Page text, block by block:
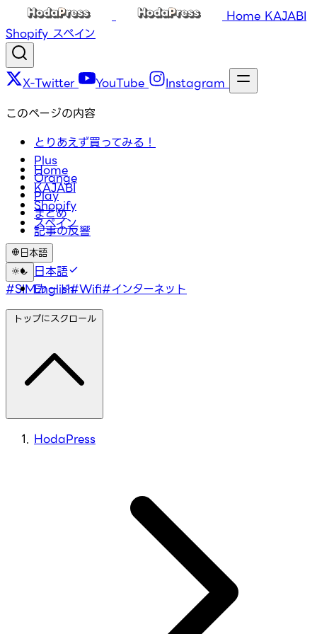
Home KAJABI
Shopify スペイン
X-Twitter YouTube Instagram
Home
KAJABI
Shopify
スペイン
日本語
日本語
English
このページの内容
とりあえず買ってみる！
Plus
Orange
Play
まとめ
記事の反響
タグ
#SIMカード#Wifi#インターネット
トップにスクロール
HodaPress